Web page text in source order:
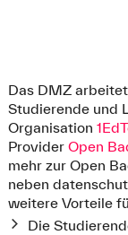
Das DMZ
Studierende und
Organisation
Provider Open
mehr zur Open
neben
weitere Vorteile
Die